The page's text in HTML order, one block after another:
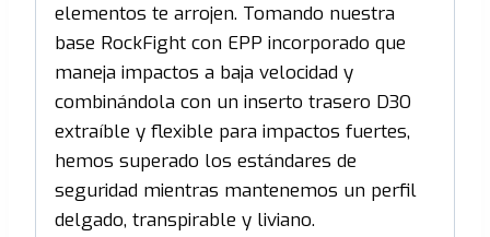
elementos te arrojen. Tomando nuestra
base RockFight con EPP incorporado que
maneja impactos a baja velocidad y
combinándola con un inserto trasero D3O
extraíble y flexible para impactos fuertes,
hemos superado los estándares de
seguridad mientras mantenemos un perfil
delgado, transpirable y liviano.